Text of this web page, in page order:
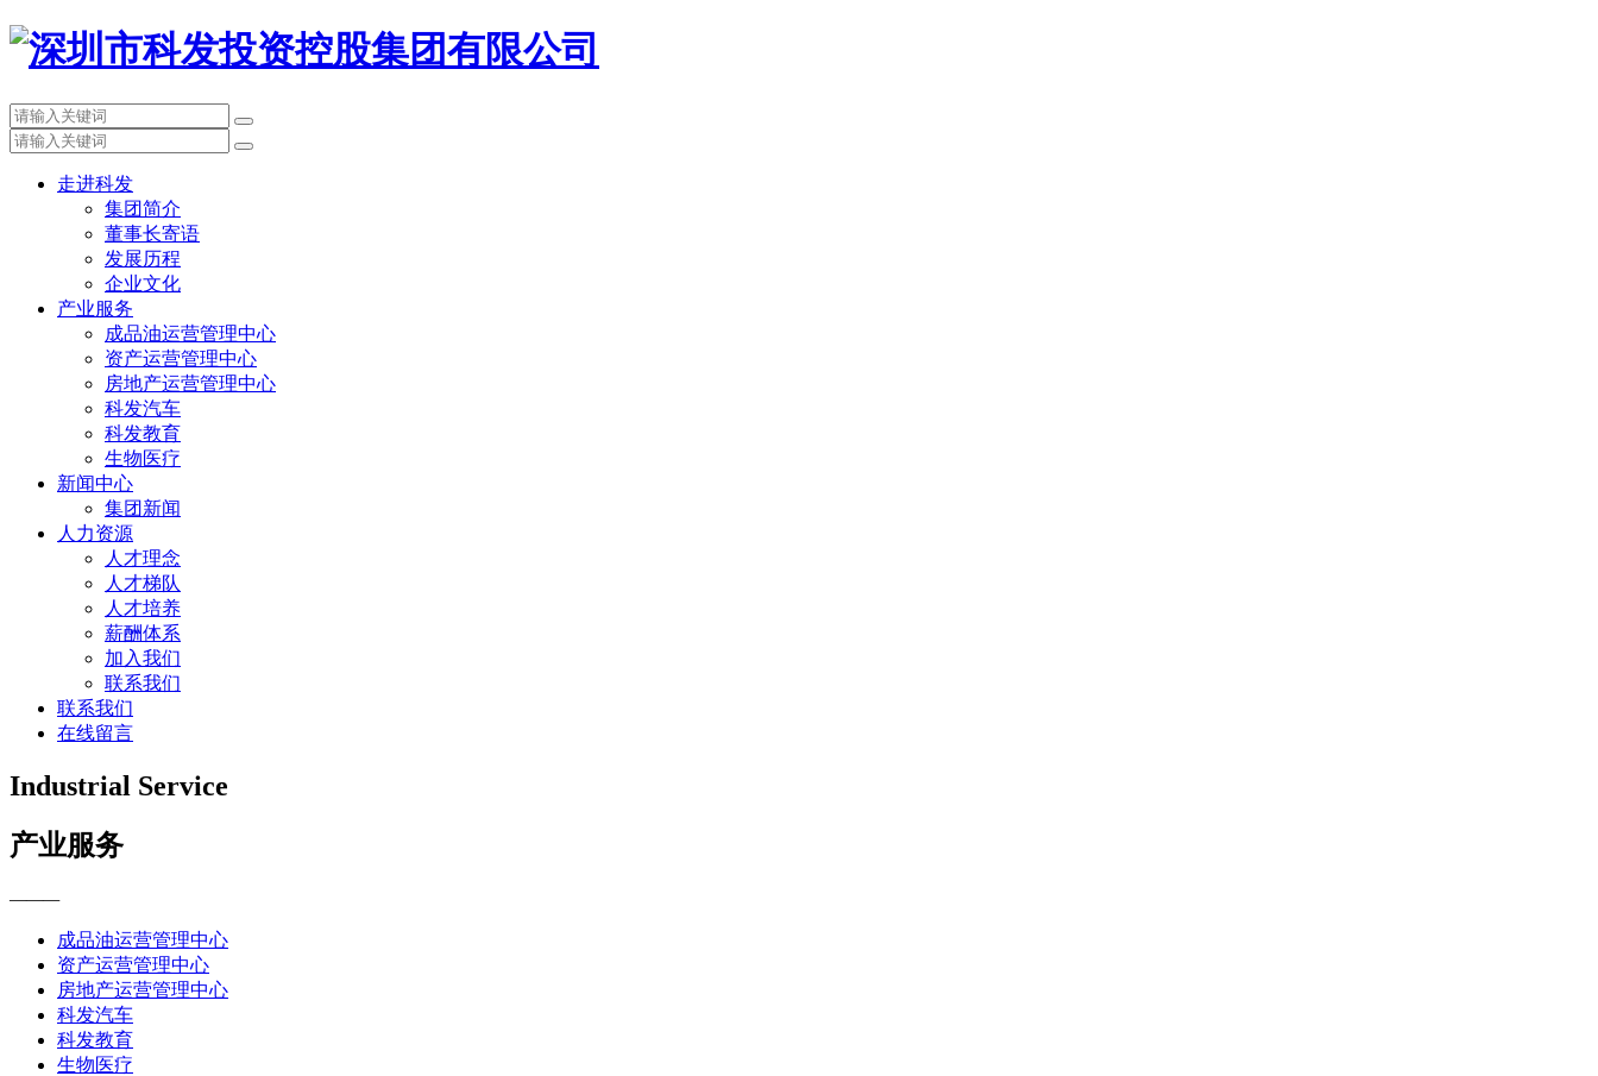
走进科发
集团简介
董事长寄语
发展历程
企业文化
产业服务
成品油运营管理中心
资产运营管理中心
房地产运营管理中心
科发汽车
科发教育
生物医疗
新闻中心
集团新闻
人力资源
人才理念
人才梯队
人才培养
薪酬体系
加入我们
联系我们
联系我们
在线留言
Industrial Service
产业服务
———
成品油运营管理中心
资产运营管理中心
房地产运营管理中心
科发汽车
科发教育
生物医疗